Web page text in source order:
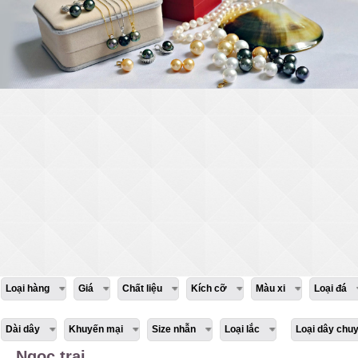
Loại hàng Giá Chất liệu Kích cỡ Màu xi Loại đá
Dài dây Khuyến mại Size nhẫn Loại lắc Loại dây